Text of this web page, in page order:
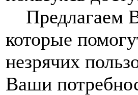
Предлагаем
которые
незрячих
Ваши